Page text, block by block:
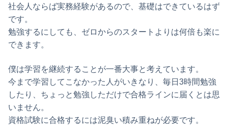
社会人ならば実務経験があるので、基礎はできているはず
です。
勉強するにしても、ゼロからのスタートよりは何倍も楽に
できます。
僕は学習を継続することが一番大事と考えています。
今まで学習してこなかった人がいきなり、毎日3時間勉強
したり、ちょっと勉強しただけで合格ラインに届くとは思
いません。
資格試験に合格するには泥臭い積み重ねが必要です。